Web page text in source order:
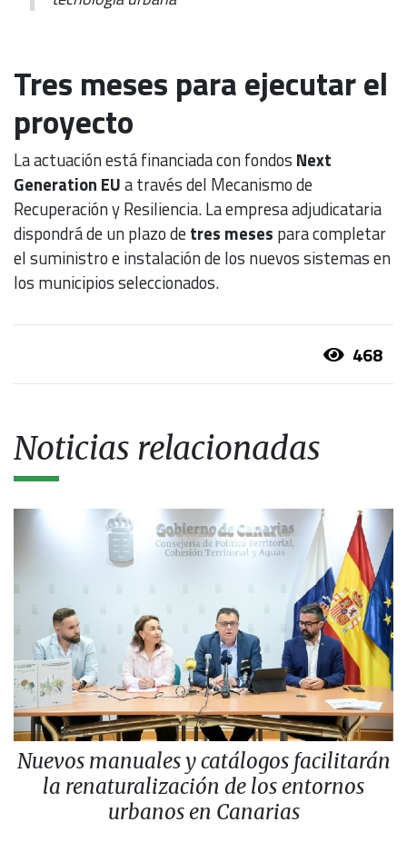
Tres meses para ejecutar el
proyecto
La actuación está financiada con fondos Next
Generation EUa través del Mecanismo de
Recuperación y Resiliencia. La empresa adjudicataria
dispondrá de un plazo detres meses para completar
el suministro e instalación de los nuevos sistemas en
los municipios seleccionados.
468
Noticias relacionadas
Nuevos manuales y catálogos facilitarán
la renaturalización de los entornos
urbanos en Canarias